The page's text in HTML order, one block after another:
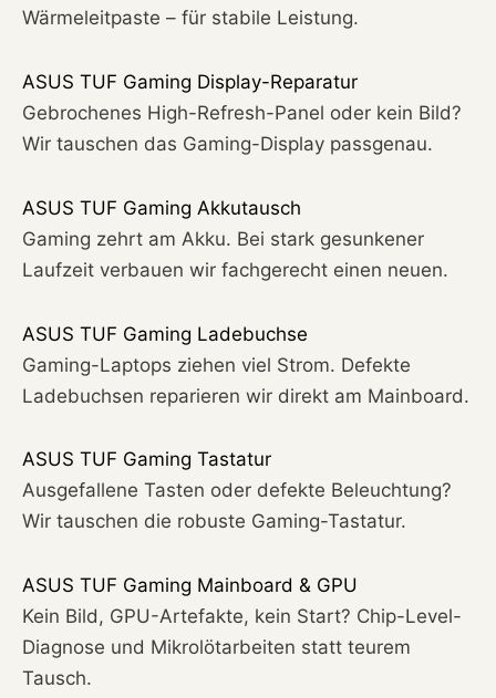
Wärmeleitpaste – für stabile Leistung.
ASUS TUF Gaming Display-Reparatur
Gebrochenes High-Refresh-Panel oder kein Bild?
Wir tauschen das Gaming-Display passgenau.
ASUS TUF Gaming Akkutausch
Gaming zehrt am Akku. Bei stark gesunkener
Laufzeit verbauen wir fachgerecht einen neuen.
ASUS TUF Gaming Ladebuchse
Gaming-Laptops ziehen viel Strom. Defekte
Ladebuchsen reparieren wir direkt am Mainboard.
ASUS TUF Gaming Tastatur
Ausgefallene Tasten oder defekte Beleuchtung?
Wir tauschen die robuste Gaming-Tastatur.
ASUS TUF Gaming Mainboard & GPU
Kein Bild, GPU-Artefakte, kein Start? Chip-Level-
Diagnose und Mikrolötarbeiten statt teurem
Tausch.